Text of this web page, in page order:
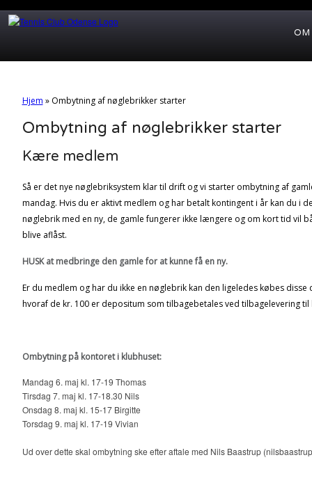
OM
Hjem » Ombytning af nøglebrikker starter
Ombytning af nøglebrikker starter
Kære medlem
Så er det nye nøglebriksystem klar til drift og vi starter ombytning af
mandag. Hvis du er aktivt medlem og har betalt kontingent i år kan du i
nøglebrik med en ny, de gamle fungerer ikke længere og om kort tid vil
blive aflåst.
HUSK at medbringe den gamle for at kunne få en ny.
Er du medlem og har du ikke en nøglebrik kan den ligeledes købes disse
hvoraf de kr. 100 er depositum som tilbagebetales ved tilbagelevering til
Ombytning på kontoret i klubhuset:
Mandag 6. maj kl. 17-19 Thomas
Tirsdag 7. maj kl. 17-18.30 Nils
Onsdag 8. maj kl. 15-17 Birgitte
Torsdag 9. maj kl. 17-19 Vivian
Ud over dette skal ombytning ske efter aftale med Nils Baastrup